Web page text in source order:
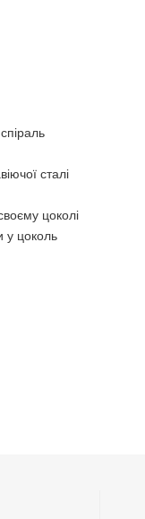
сталі
цоколі
у цоколь